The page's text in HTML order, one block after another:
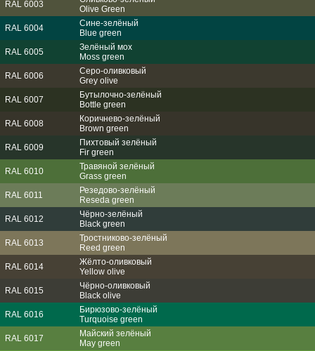
RAL 6003
Olive Green
RAL 6004
Сине-зелёный
Blue green
RAL 6005
Зелёный мох
Moss green
RAL 6006
Серо-оливковый
Grey olive
RAL 6007
Бутылочно-зелёный
Bottle green
RAL 6008
Коричнево-зелёный
Brown green
RAL 6009
Пихтовый зелёный
Fir green
RAL 6010
Травяной зелёный
Grass green
RAL 6011
Резедово-зелёный
Reseda green
RAL 6012
Чёрно-зелёный
Black green
RAL 6013
Тростниково-зелёный
Reed green
RAL 6014
Жёлто-оливковый
Yellow olive
RAL 6015
Чёрно-оливковый
Black olive
RAL 6016
Бирюзово-зелёный
Turquoise green
RAL 6017
Майский зелёный
May green